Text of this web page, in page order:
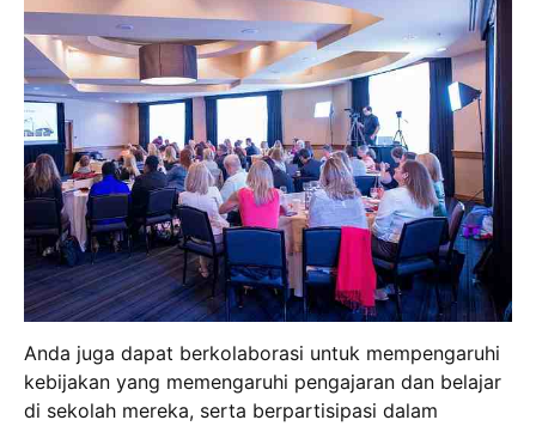
Anda juga dapat berkolaborasi untuk mempengaruhi
kebijakan yang memengaruhi pengajaran dan belajar
di sekolah mereka, serta berpartisipasi dalam